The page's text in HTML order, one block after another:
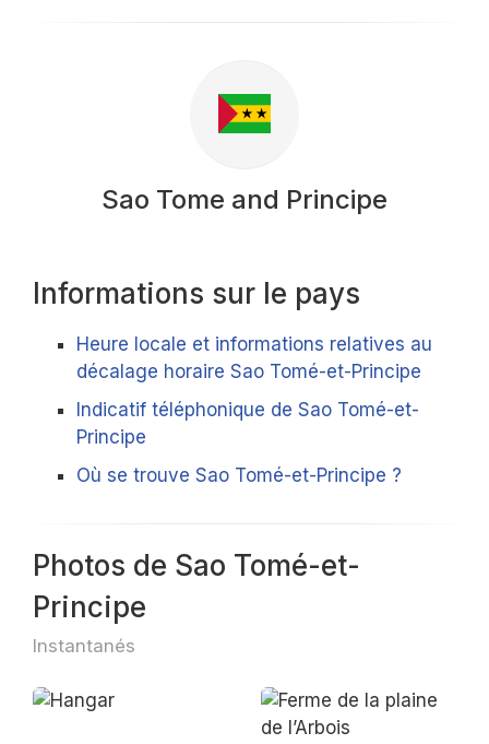
Sao Tome and Principe
Informations sur le pays
Heure locale et informations relatives au
décalage horaire Sao Tomé-et-Principe
Indicatif téléphonique de Sao Tomé-et-
Principe
Où se trouve Sao Tomé-et-Principe ?
Photos de Sao Tomé-et-
Principe
Instantanés